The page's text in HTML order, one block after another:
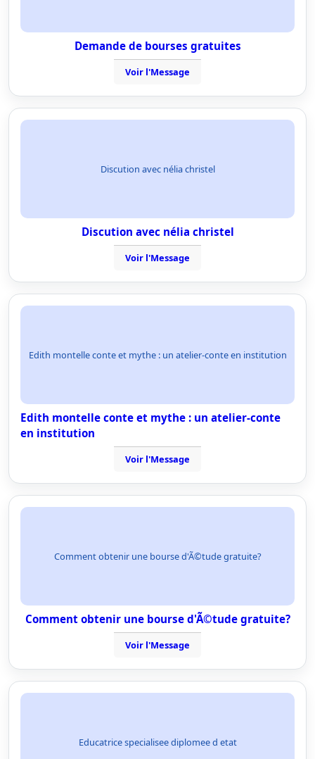
Demande de bourses gratuites
Voir l'Message
Discution avec nélia christel
Discution avec nélia christel
Voir l'Message
Edith montelle conte et mythe : un atelier-conte en institution
Edith montelle conte et mythe : un atelier-conte
en institution
Voir l'Message
Comment obtenir une bourse d'Ã©tude gratuite?
Comment obtenir une bourse d'Ã©tude gratuite?
Voir l'Message
Educatrice specialisee diplomee d etat